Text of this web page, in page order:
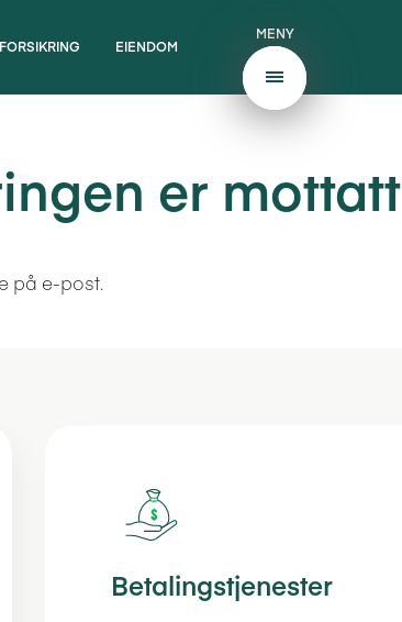
FORSIKRING EIENDOM
MENY
er mottatt
på e-post.
Betalingstjenester